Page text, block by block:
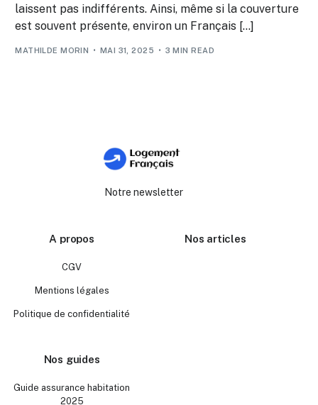
laissent pas indifférents. Ainsi, même si la couverture
est souvent présente, environ un Français […]
MATHILDE MORIN MAI 31, 2025 3 MIN READ
Notre newsletter
A propos
CGV
Mentions légales
Politique de confidentialité
Nos articles
Nos guides
Guide assurance habitation
2025